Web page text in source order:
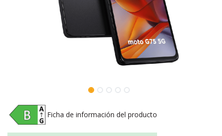
Ficha de información del producto